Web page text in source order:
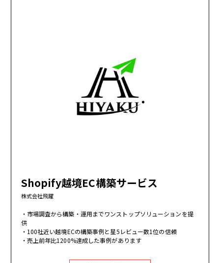
Shopify越境EC構築サービス
株式会社飛躍
市場調査から構築・運用までワンストップソリューションを提
供
100社近い越境ECの構築事例と星5レビュー数1位の信頼
売上前年比1200%達成した事例があります